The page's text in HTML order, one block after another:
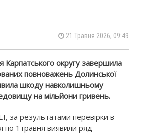
21 Травня 2026, 09:49
Карпатського округу завершила
повноважень Долинської
шкоду навколишньому
на мільйони гривень.
за результатами перевірки в
по 1травня виявили ряд